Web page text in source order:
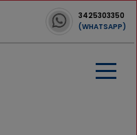
3425303350
(WHATSAPP)